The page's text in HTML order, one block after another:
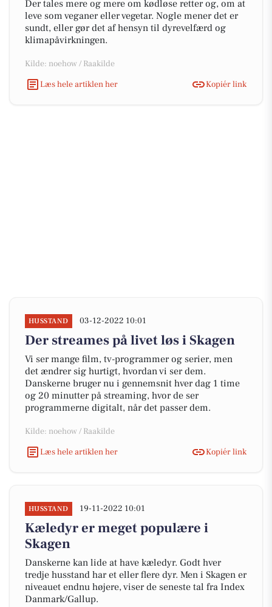
Der tales mere og mere om kødløse retter og, om at
leve som veganer eller vegetar. Nogle mener det er
sundt, eller gør det af hensyn til dyrevelfærd og
klimapåvirkningen.
Kilde: noehow / Raakilde
Læs hele artiklen her
Kopiér link
HUSSTAND 03-12-2022 10:01
Der streames på livet løs i Skagen
Vi ser mange film, tv-programmer og serier, men
det ændrer sig hurtigt, hvordan vi ser dem.
Danskerne bruger nu i gennemsnit hver dag 1 time
og 20 minutter på streaming, hvor de ser
programmerne digitalt, når det passer dem.
Kilde: noehow / Raakilde
Læs hele artiklen her
Kopiér link
HUSSTAND 19-11-2022 10:01
Kæledyr er meget populære i
Skagen
Danskerne kan lide at have kæledyr. Godt hver
tredje husstand har et eller flere dyr. Men i Skagen er
niveauet endnu højere, viser de seneste tal fra Index
Danmark/Gallup.